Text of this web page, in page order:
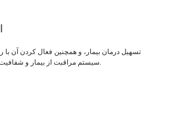
تسهیل درمان بیمار، و همچنین فعال کردن آن با
سیستم مراقبت از بیمار و شفافیت در هر مرحله از سفر درمان.